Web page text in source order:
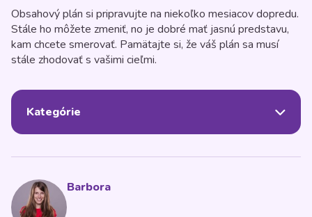
Obsahový plán si pripravujte na niekoľko mesiacov dopredu.
Stále ho môžete zmeniť, no je dobré mať jasnú predstavu,
kam chcete smerovať. Pamätajte si, že váš plán sa musí
stále zhodovať s vašimi cieľmi.
Kategórie
Barbora